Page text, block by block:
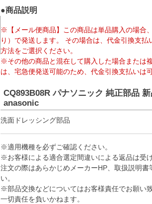
●商品説明
※【メール便商品】この商品は単品購入の場合
り）で発送します。 その場合は、代金引換支
方法をご選択ください。
※その他の商品と混在して購入した場合または
は、宅急便発送可能のため、代金引換支払いは
CQ893B08R パナソニック 純正部品
anasonic
洗面ドレッシング部品
※適用機種を必ずご確認ください。
※お客様による適合選定間違いによる返品は受
注文の際はあらかじめメーカーHP、取扱説明
い。
※部品交換などについてはお客様責任でお願い
一切責任を負いかねます。